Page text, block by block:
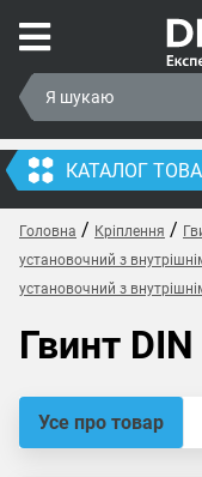
КАТАЛОГ
Головна / Кріплення /
установочний з
установочний з
Гвинт
Усе про товар